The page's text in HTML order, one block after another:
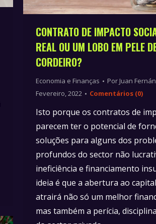
CONTRATO DE IMPACTO
REAL OU UM LOBO EM PELE
CORDEIRO?
Economia e Finanças Por Juan
Fevereiro, 2022
Comentários (0)
Isto porque os contratos de
parecem ter o potencial de
soluções para alguns dos
profundos do sector não
ineficiência e financiamento
ideia é que a abertura ao
atrairá não só um melhor
mas também a perícia,